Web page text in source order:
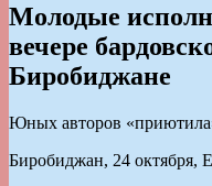
Молодые
вечере
Биробиджане
Юных авторов
Биробиджан, 24 октября,